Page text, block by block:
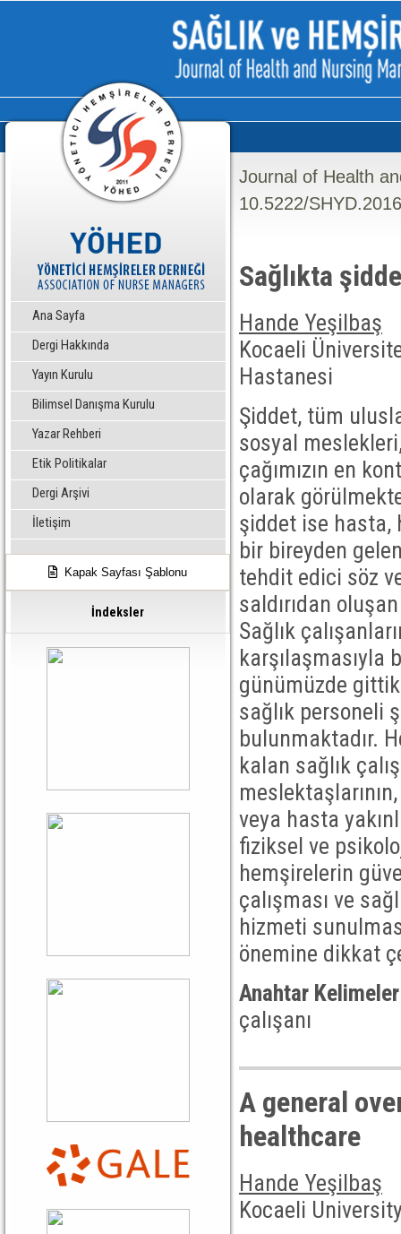
Ana Sayfa
Dergi Hakkında
Yayın Kurulu
Bilimsel Danışma Kurulu
Yazar Rehberi
Etik Politikalar
Dergi Arşivi
İletişim
Kapak Sayfası Şablonu
İndeksler
Journal of Health
10.5222/
Sağlıkta
Hande Yeşilbaş
Kocaeli
Hastanesi
Şiddet, tüm
sosyal
çağımızın en
olarak
şiddet ise hasta,
bir bireyden
tehdit edici söz
saldırıdan
Sağlık
karşılaşmasıyla
günümüzde
sağlık personeli
bulunmaktadır.
kalan sağlık
veya hasta
fiziksel ve
hemşirelerin
çalışması ve
hizmeti
önemine dikkat
Anahtar
çalışanı
A general
healthcare
Hande Yeşilbaş
Kocaeli